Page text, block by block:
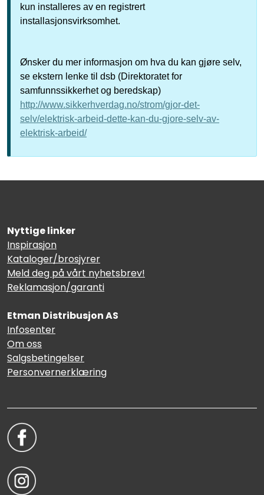
kun installeres av en registrert
installasjonsvirksomhet.
Ønsker du mer informasjon om hva du kan gjøre selv,
se ekstern lenke til dsb (Direktoratet for
samfunnssikkerhet og beredskap)
http://www.sikkerhverdag.no/strom/gjor-det-
selv/elektrisk-arbeid-dette-kan-du-gjore-selv-av-
elektrisk-arbeid/
Nyttige linker
Inspirasjon
Kataloger/brosjyrer
Meld deg på vårt nyhetsbrev!
Reklamasjon/garanti
Etman Distribusjon AS
Infosenter
Om oss
Salgsbetingelser
Personvernerklæring